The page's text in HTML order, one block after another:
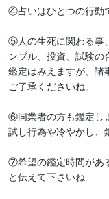
④占いはひとつの行動
⑤人の生死に関わる事
ンブル、投資、試験
鑑定はみえますが、諸
ご了承くださいね。
⑥同業者の方も鑑定し
試し行為や冷やかし、
⑦希望の鑑定時間があ
と伝えて下さいね